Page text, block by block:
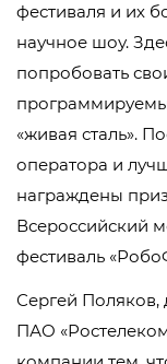
фестиваля и их
научное шоу.
попробовать
«живая сталь».
оператора и
награждены
Всероссийский
фестиваль
Сергей Поляков,
ПАО